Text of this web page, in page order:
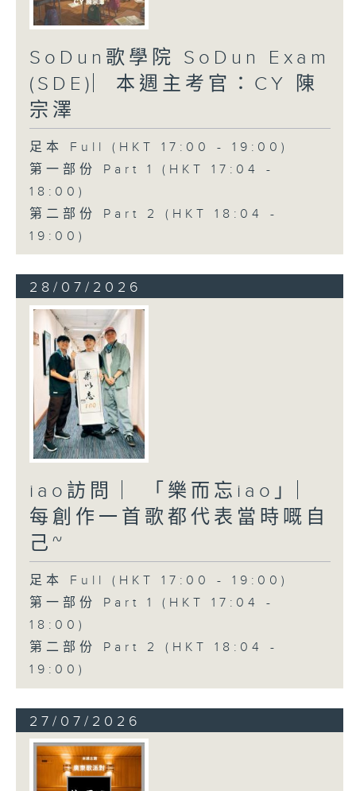
SoDun歌學院 SoDun Exam
(SDE)︳本週主考官：CY 陳
宗澤
足本 Full (HKT 17:00 - 19:00)
第一部份 Part 1 (HKT 17:04 -
18:00)
第二部份 Part 2 (HKT 18:04 -
19:00)
28/07/2026
iao訪問 ︳「樂而忘iao」︳
每創作一首歌都代表當時嘅自
己~
足本 Full (HKT 17:00 - 19:00)
第一部份 Part 1 (HKT 17:04 -
18:00)
第二部份 Part 2 (HKT 18:04 -
19:00)
27/07/2026